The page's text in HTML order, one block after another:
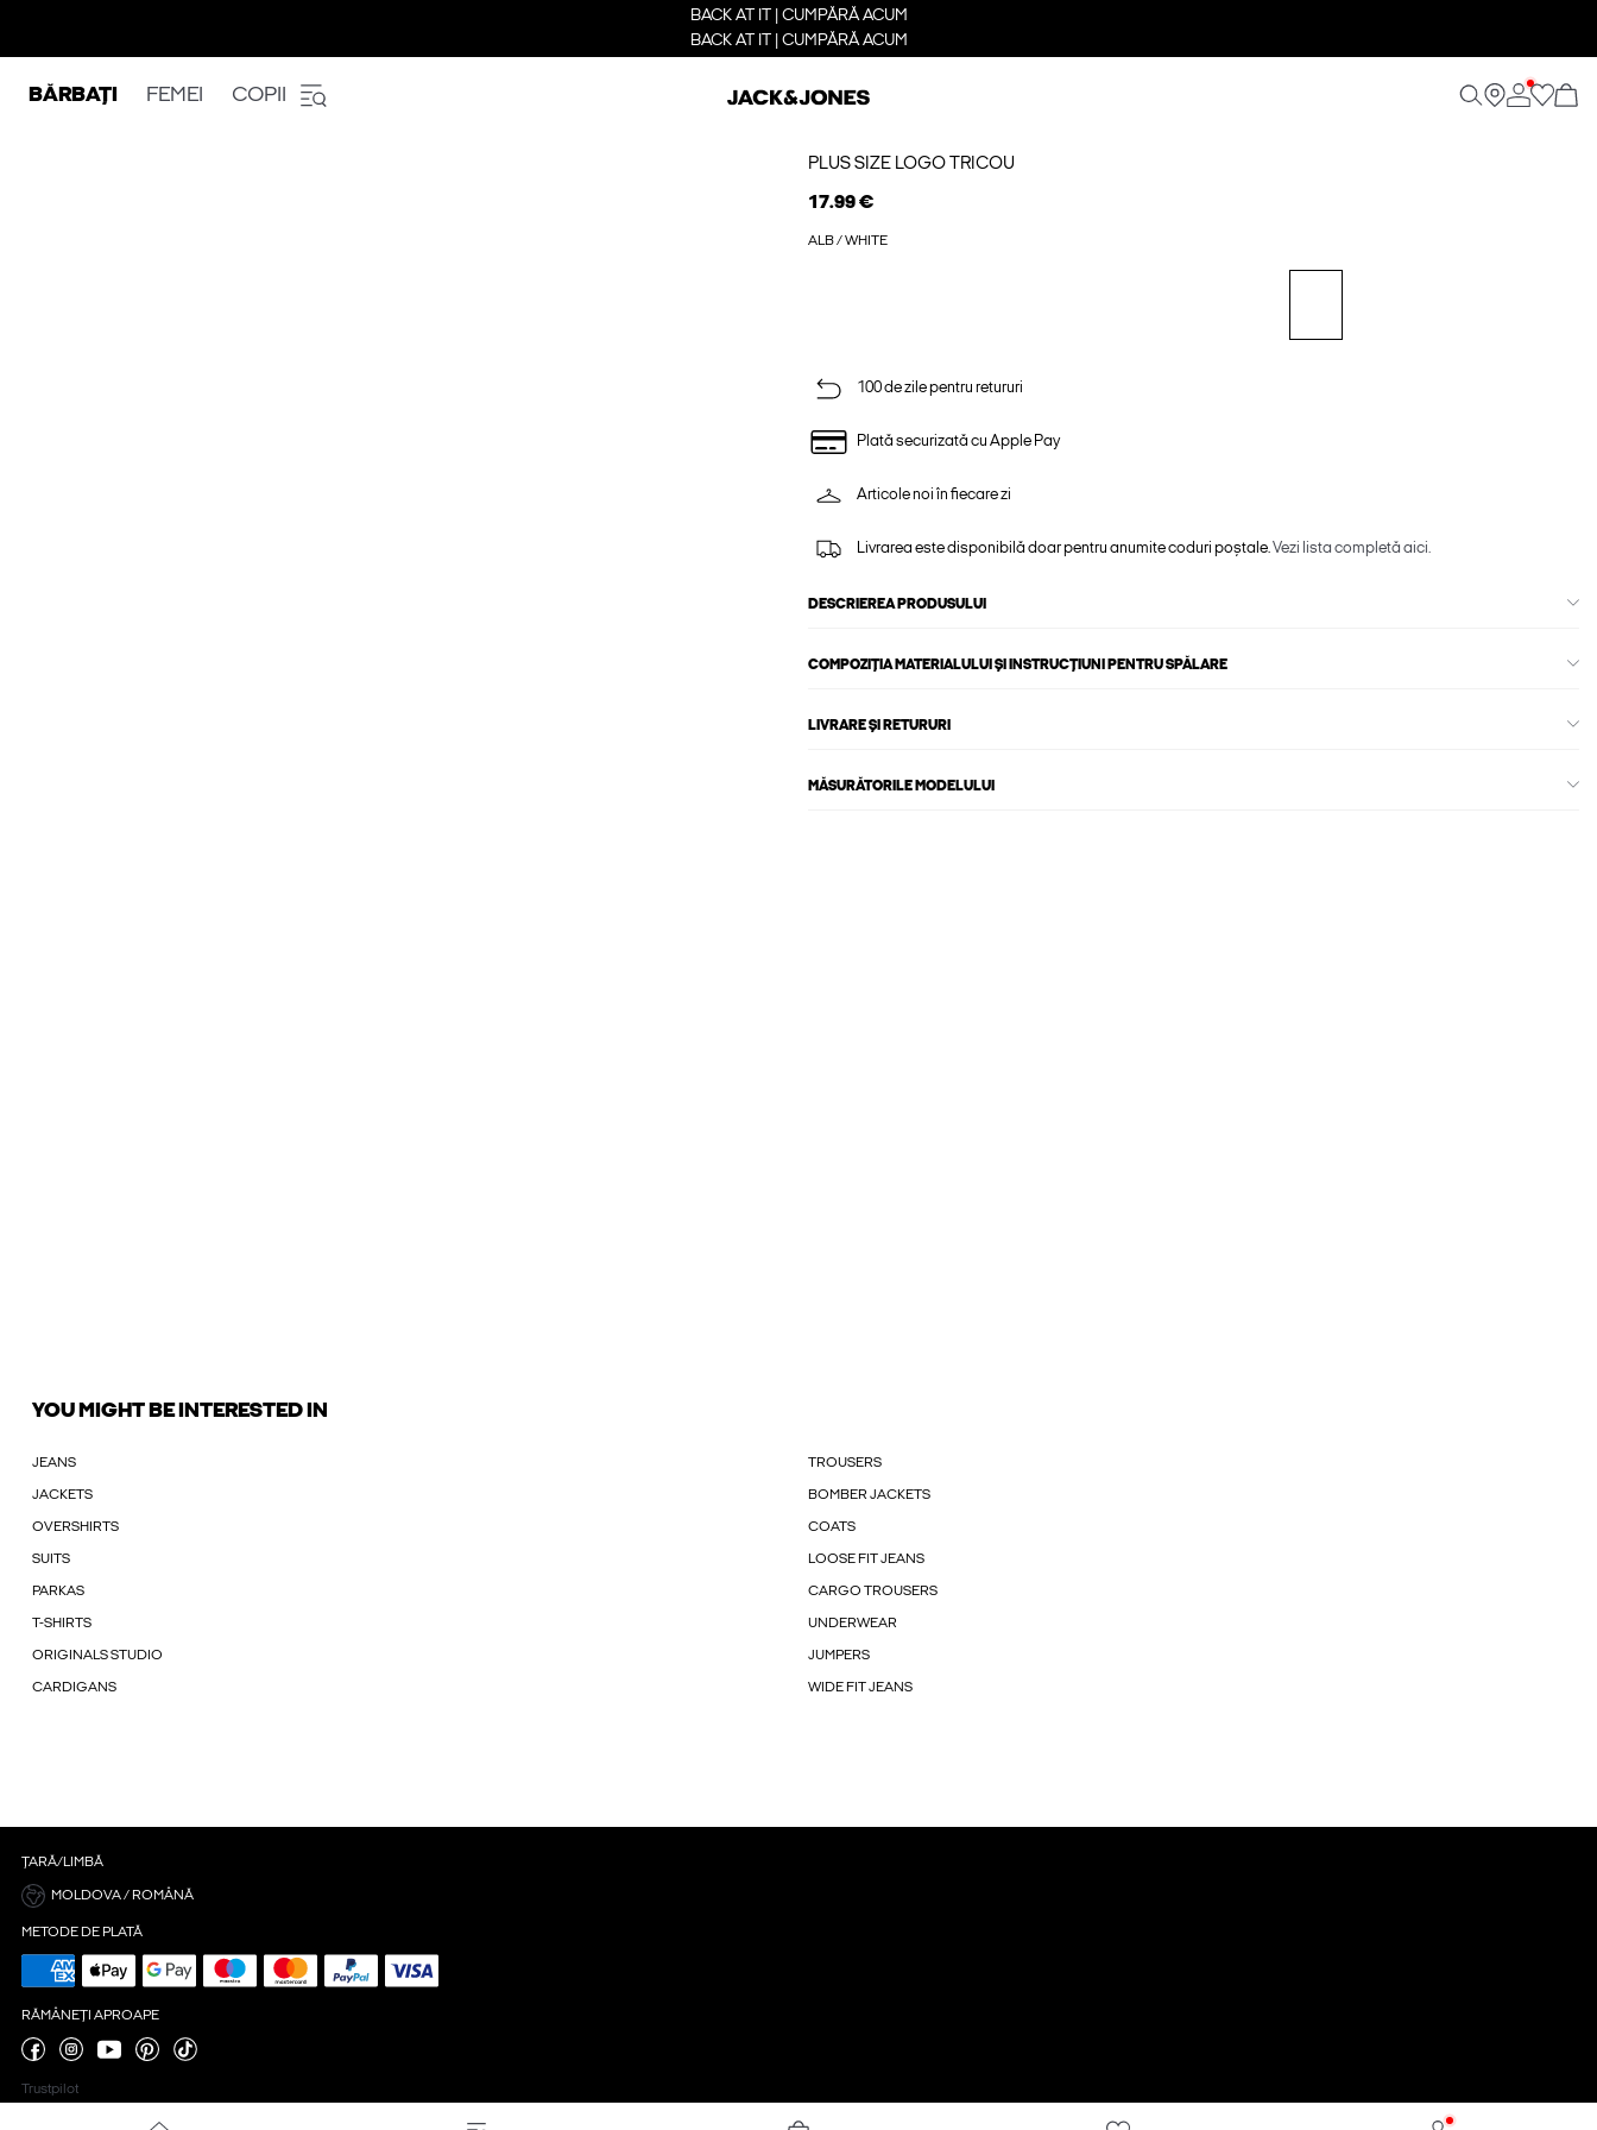
BACK AT IT | CUMPĂRĂ ACUM
BACK AT IT | CUMPĂRĂ ACUM
BĂRBAȚI FEMEI COPII
PLUS SIZE LOGO TRICOU
17.99 €
ALB / WHITE
100 de zile pentru retururi
Plată securizată cu Apple Pay
Articole noi în fiecare zi
Livrarea este disponibilă doar pentru anumite coduri poștale.Vezi lista completă aici.
DESCRIEREA PRODUSULUI
COMPOZIȚIA MATERIALULUI ȘI INSTRUCȚIUNI PENTRU SPĂLARE
LIVRARE ȘI RETURURI
MĂSURĂTORILE MODELULUI
YOU MIGHT BE INTERESTED IN
JEANS TROUSERS
JACKETS BOMBER JACKETS
OVERSHIRTS COATS
SUITS LOOSE FIT JEANS
PARKAS CARGO TROUSERS
T-SHIRTS UNDERWEAR
ORIGINALS STUDIO JUMPERS
CARDIGANS WIDE FIT JEANS
ȚARĂ/LIMBĂ
MOLDOVA / ROMÂNĂ
METODE DE PLATĂ
RĂMÂNEȚI APROAPE
Trustpilot